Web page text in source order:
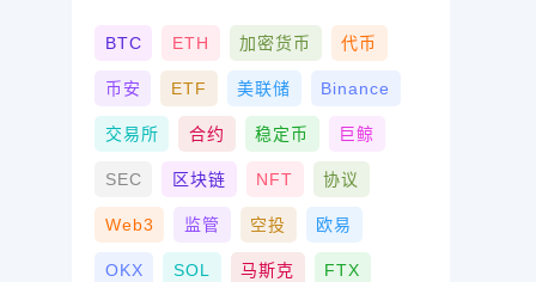
BTC ETH 加密货币 代币
币安 ETF 美联储 Binance
交易所 合约 稳定币 巨鲸
SEC 区块链 NFT 协议
Web3 监管 空投 欧易
OKX SOL 马斯克 FTX